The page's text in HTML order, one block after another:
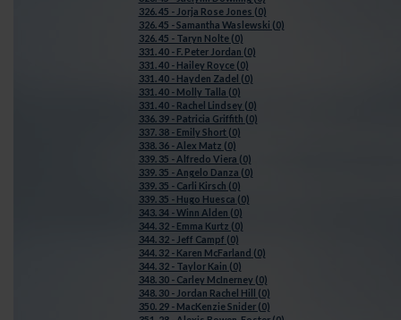
326. 45 - Jorja Rose Jones (0)
326. 45 - Samantha Waslewski (0)
326. 45 - Taryn Nolte (0)
331. 40 - F. Peter Jordan (0)
331. 40 - Hailey Royce (0)
331. 40 - Hayden Zadel (0)
331. 40 - Molly Talla (0)
331. 40 - Rachel Lindsey (0)
336. 39 - Patricia Griffith (0)
337. 38 - Emily Short (0)
338. 36 - Alex Matz (0)
339. 35 - Alfredo Viera (0)
339. 35 - Angelo Danza (0)
339. 35 - Carli Kirsch (0)
339. 35 - Hugo Huesca (0)
343. 34 - Winn Alden (0)
344. 32 - Emma Kurtz (0)
344. 32 - Jeff Campf (0)
344. 32 - Karen McFarland (0)
344. 32 - Taylor Kain (0)
348. 30 - Carley McInerney (0)
348. 30 - Jordan Rachel Hill (0)
350. 29 - MacKenzie Snider (0)